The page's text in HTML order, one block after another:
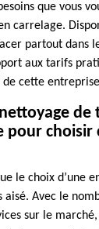
que vous
carrelage.
partout dans
aux tarifs
cette entreprise
de
choisir
le choix d’une
aisé. Avec le
sur le